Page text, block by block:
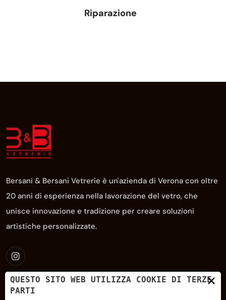
Riparazione
Bersani & Bersani Vetrerie è un'azienda di Verona con oltre
20 anni di esperienza nella lavorazione del vetro, che
unisce innovazione e tradizione per creare soluzioni
artistiche personalizzate.
×
QUESTO SITO WEB UTILIZZA COOKIE DI TERZE
PARTI